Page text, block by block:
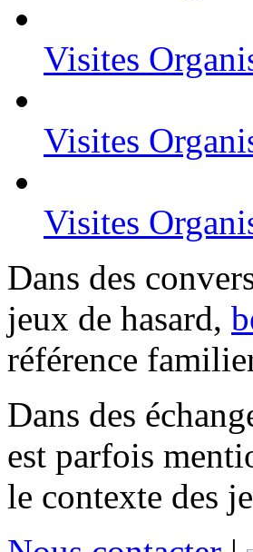
Visites
Visites
Visites
Dans des
jeux de hasard,
référence
Dans des
est parfois
le contexte des